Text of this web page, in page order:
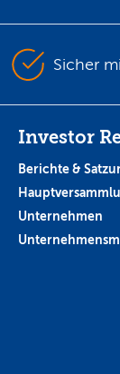
Sicher
Investor
Berichte &
Unternehmen